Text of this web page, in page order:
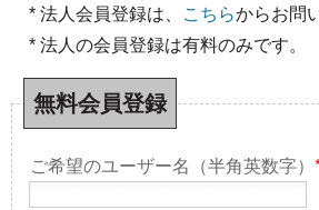
* 法人会員登録は、 こちらからお問
* 法人の会員登録は有料のみです。
無料会員登録
ご希望のユーザー名（半角英数字）